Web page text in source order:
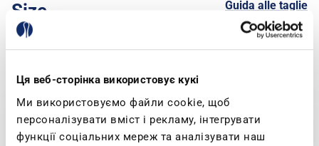
Ця веб-сторінка використовує кукі
Ми використовуємо файли cookie, щоб
персоналізувати вміст і рекламу, інтегрувати
функції соціальних мереж та аналізувати наш
Size Guida alle taglie
35 39
40 41
SELECT SIZE